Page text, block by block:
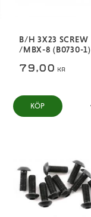
till i favoriter
B/H 3X23 SCREW
/MBX-8 (B0730-1)
79,00 KR
KÖP